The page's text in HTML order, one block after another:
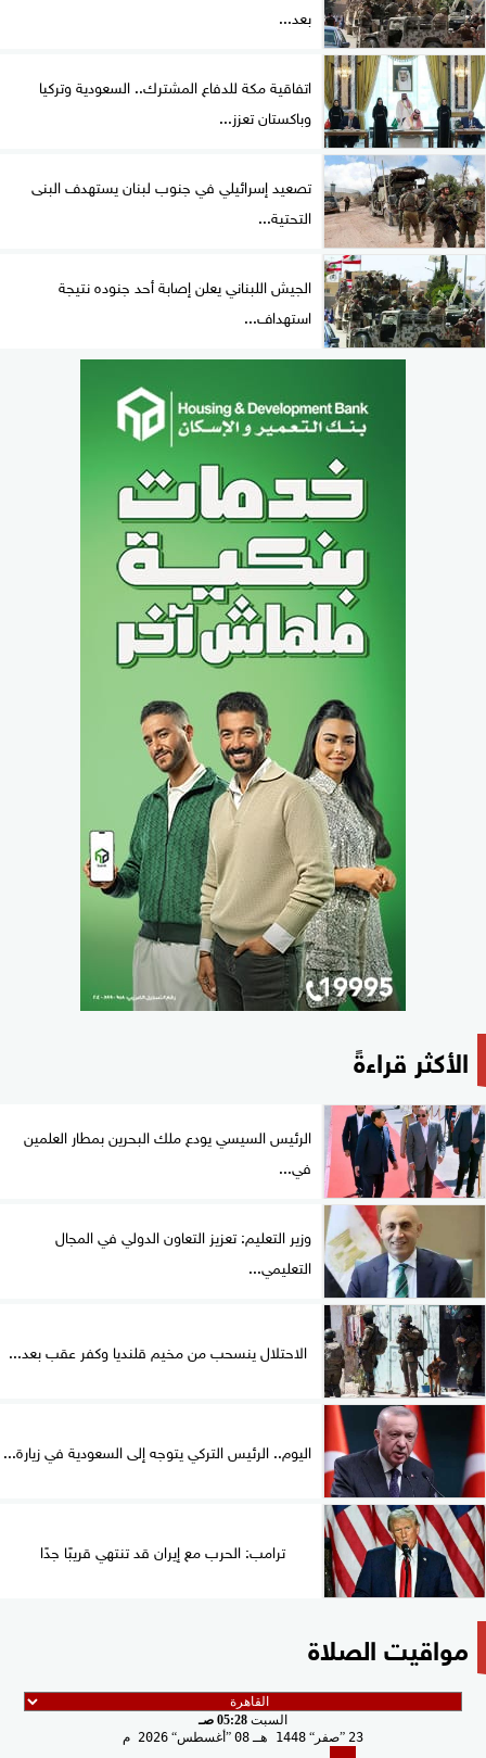
بعد...
اتفاقية مكة للدفاع المشترك.. السعودية وتركيا
وباكستان تعزز...
تصعيد إسرائيلي في جنوب لبنان يستهدف البنى
التحتية...
الجيش اللبناني يعلن إصابة أحد جنوده نتيجة
استهداف...
الأكثر قراءةً
الرئيس السيسي يودع ملك البحرين بمطار العلمين
في...
وزير التعليم: تعزيز التعاون الدولي في المجال
التعليمي...
الاحتلال ينسحب من مخيم قلنديا وكفر عقب بعد...
اليوم.. الرئيس التركي يتوجه إلى السعودية في زيارة...
ترامب: الحرب مع إيران قد تنتهي قريبًا جدًا
مواقيت الصلاة
السبت 05:28 صـ
23 صفر 1448 هـ 08 أغسطس 2026 م